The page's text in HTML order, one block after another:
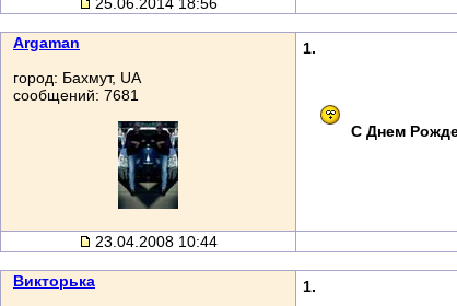
Argaman
город: Бахмут, UA
сообщений: 7681
1.
С Днем
23.04.2008 10:44
Викторька
1.